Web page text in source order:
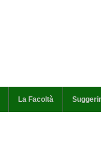
La Facoltà